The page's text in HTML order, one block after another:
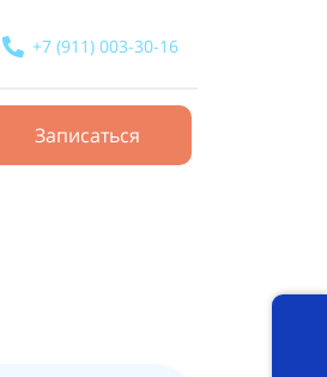
+7 (911) 003-30-16
Записаться